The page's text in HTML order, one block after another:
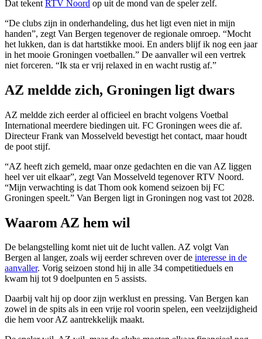
Dat tekent RTV Noord op uit de mond van de speler zelf.
“De clubs zijn in onderhandeling, dus het ligt even niet in mijn
handen”, zegt Van Bergen tegenover de regionale omroep. “Mocht
het lukken, dan is dat hartstikke mooi. En anders blijf ik nog een jaar
in het mooie Groningen voetballen.” De aanvaller wil een vertrek
niet forceren. “Ik sta er vrij relaxed in en wacht rustig af.”
AZ meldde zich, Groningen ligt dwars
AZ meldde zich eerder al officieel en bracht volgens Voetbal
International meerdere biedingen uit. FC Groningen wees die af.
Directeur Frank van Mosselveld bevestigt het contact, maar houdt
de poot stijf.
“AZ heeft zich gemeld, maar onze gedachten en die van AZ liggen
heel ver uit elkaar”, zegt Van Mosselveld tegenover RTV Noord.
“Mijn verwachting is dat Thom ook komend seizoen bij FC
Groningen speelt.” Van Bergen ligt in Groningen nog vast tot 2028.
Waarom AZ hem wil
De belangstelling komt niet uit de lucht vallen. AZ volgt Van
Bergen al langer, zoals wij eerder schreven over de interesse in de
aanvaller. Vorig seizoen stond hij in alle 34 competitieduels en
kwam hij tot 9 doelpunten en 5 assists.
Daarbij valt hij op door zijn werklust en pressing. Van Bergen kan
zowel in de spits als in een vrije rol voorin spelen, een veelzijdigheid
die hem voor AZ aantrekkelijk maakt.